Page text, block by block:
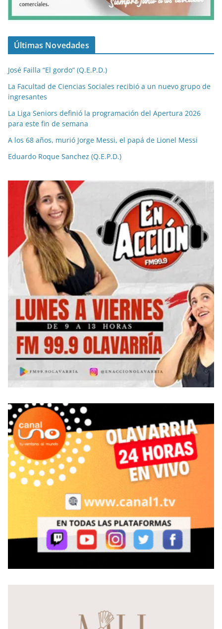
Últimas Novedades
José Failla “El gordo” (Q.E.P.D.)
La Facultad de Ciencias Sociales recibió a un nuevo grupo de
ingresantes
La Liga Seniors definió la programación del Apertura 2026
para este fin de semana
A los 68 años, murió Jorge Messi, el papá de Lionel Messi
Eduardo Roque Sanchez (Q.E.P.D.)